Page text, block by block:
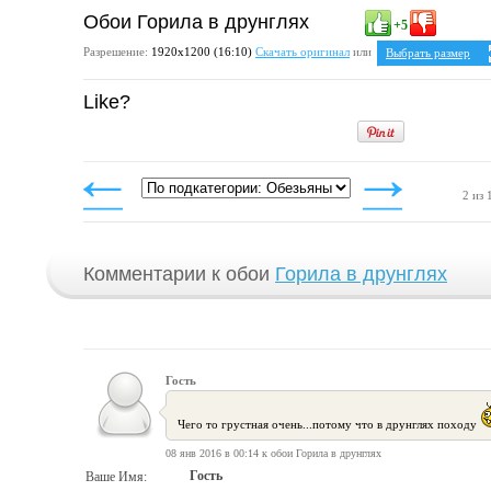
Обои Горила в друнглях +5
Разрешение: 1920х1200 (16:10) Скачать оригинал или
Выбрать размер
Ваше разрешение:
1600x1200
Like?
2 из
Комментарии к обои Горила в друнглях
Гость
Чего то грустная очень...потому что в друнглях походу
08 янв 2016 в 00:14 к обои Горила в друнглях
Ваше Имя: Гость